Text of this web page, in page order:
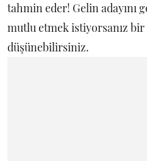
tahmin eder! Gelin adayını
mutlu etmek istiyorsanız
düşünebilirsiniz.